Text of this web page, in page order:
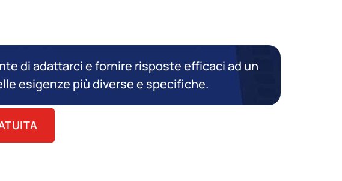
di adattarci e fornire risposte efficaci ad un
esigenze più diverse e specifiche.